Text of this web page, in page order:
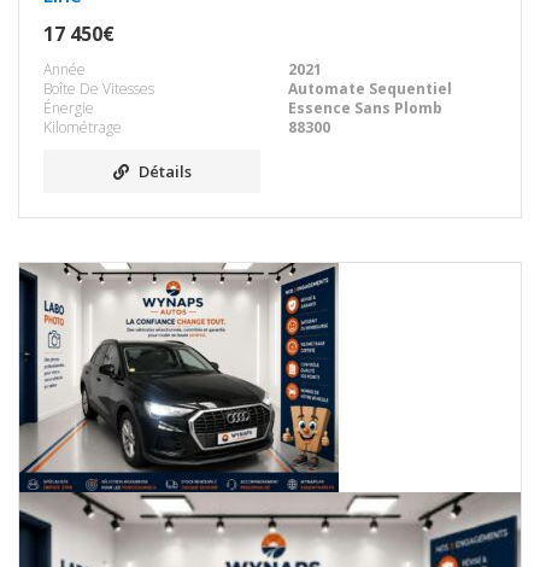
17 450€
Année
2021
Boîte De Vitesses
Automate Sequentiel
Énergie
Essence Sans Plomb
Kilométrage
88300
Détails